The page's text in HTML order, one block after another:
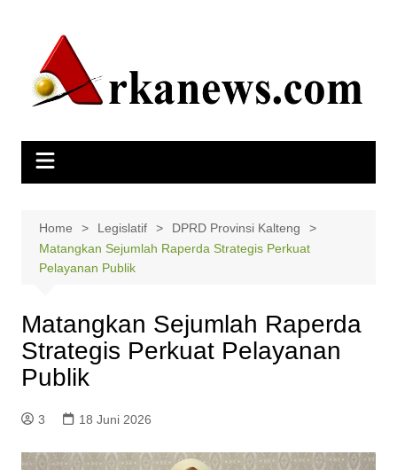
Home Legislatif
DPRD Provinsi Kalteng
Matangkan Sejumlah Raperda Strategis Perkuat
Pelayanan Publik
Matangkan Sejumlah Raperda
Strategis Perkuat Pelayanan
Publik
3 18 Juni 2026